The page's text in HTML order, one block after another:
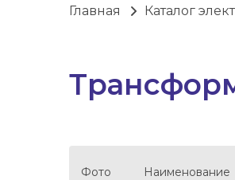
Главная Каталог
Фото Наименование